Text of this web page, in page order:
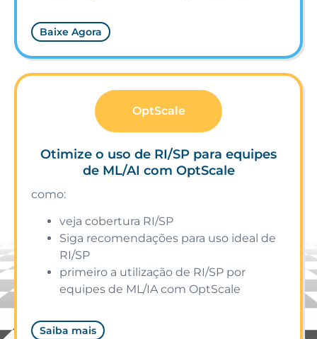
Baixe Agora
OptScale
Otimize o uso de RI/SP para equipes
de ML/AI com OptScale
como:
veja cobertura RI/SP
Siga recomendações para uso ideal de
RI/SP
primeiro a utilização de RI/SP por
equipes de ML/IA com OptScale
Saiba mais